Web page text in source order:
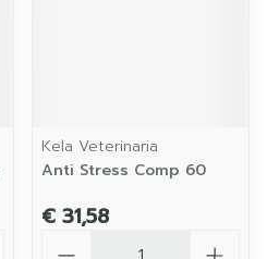
Kela Veterinaria
Anti Stress Comp 60
€ 31,58